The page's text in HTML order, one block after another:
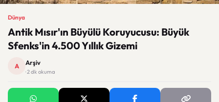
Dünya
Antik Mısır'ın Büyülü Koruyucusu: Büyük
Sfenks'in 4.500 Yıllık Gizemi
A Arşiv
· 2 dk okuma